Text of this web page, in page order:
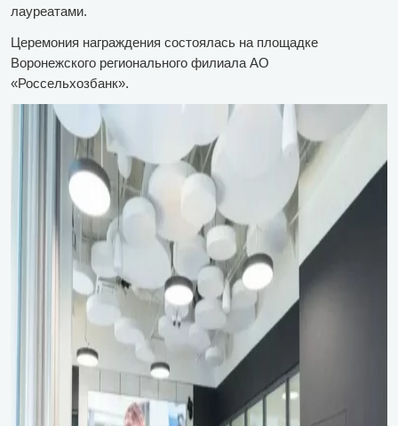
лауреатами.
Церемония награждения состоялась на площадке
Воронежского регионального филиала АО
«Россельхозбанк».